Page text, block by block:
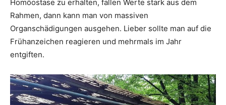
Homöostase zu erhalten, fallen Werte stark aus dem
Rahmen, dann kann man von massiven
Organschädigungen ausgehen. Lieber sollte man auf die
Frühanzeichen reagieren und mehrmals im Jahr
entgiften.